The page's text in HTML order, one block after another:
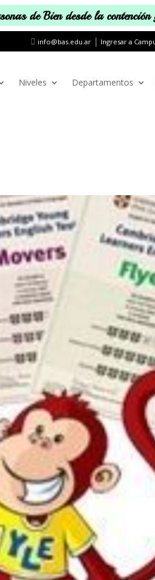
de Bien desde la
info@bas.edu.ar | Ingresar a
Niveles Departamentos